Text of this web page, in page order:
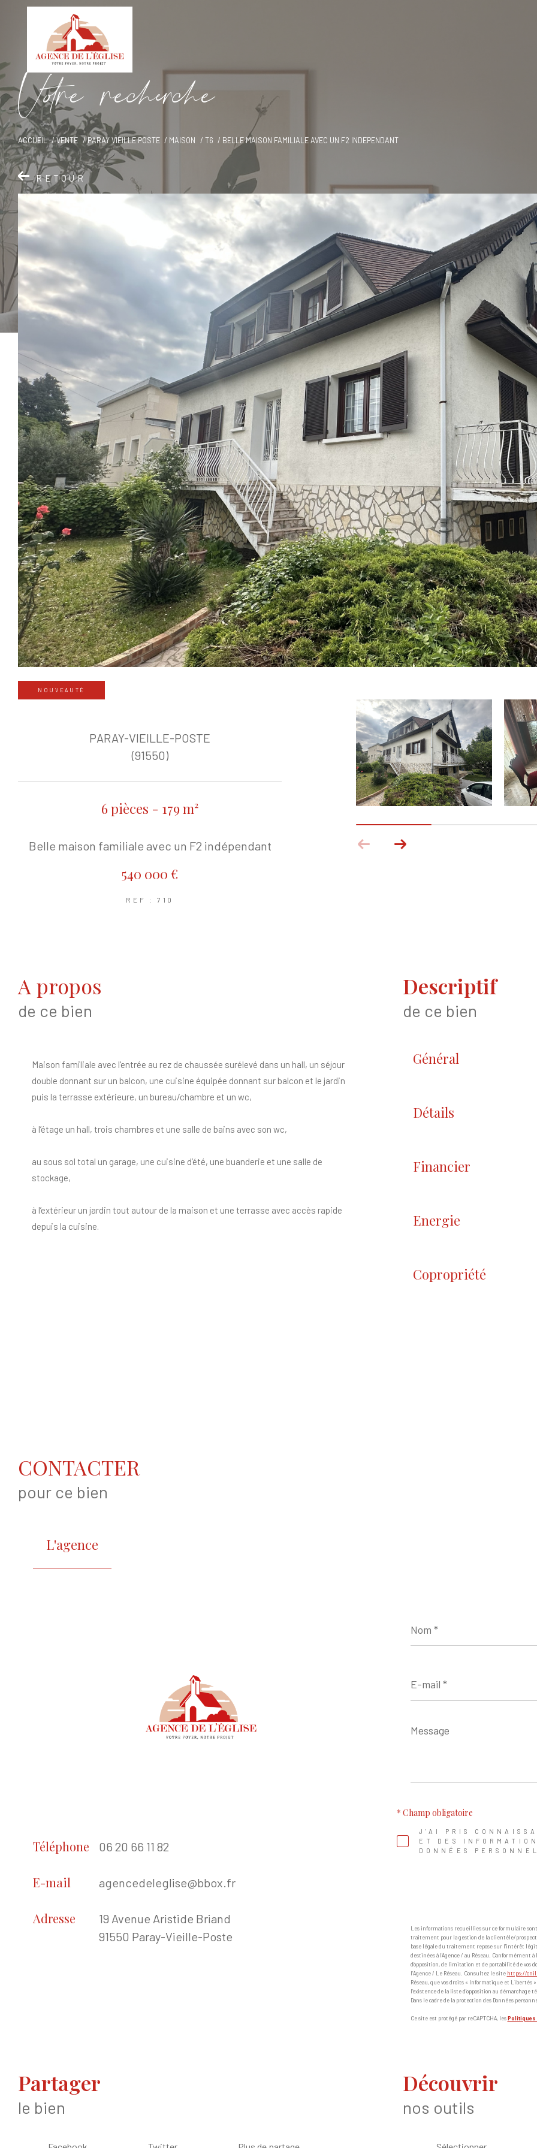
Vore recece
ACCUEIL VENTE PARAY VIEILLE POSTE MAISON T6 BELLE MAISON FAMILIALE AVEC UN F2 INDEPENDANT
RETOUR
NOUVEAUTÉ
PARAY-VIEILLE-POSTE
(91550)
6 pièces - 179 m²
Belle maison familiale avec un F2 indépendant
540 000 €
REF : 710
a propos
de ce bien
Maison familiale avec l'entrée au rez de chaussée surélevé dans un hall, un séjour
double donnant sur un balcon, une cuisine équipée donnant sur balcon et le jardin
puis la terrasse extérieure, un bureau/chambre et un wc,
à l’étage un hall, trois chambres et une salle de bains avec son wc,
au sous sol total un garage, une cuisine d’été, une buanderie et une salle de
stockage,
à l’extérieur un jardin tout autour de la maison et une terrasse avec accès rapide
depuis la cuisine.
descriptif
de ce bien
Général
Détails
Financier
Energie
Copropriété
CONTACTER
pour ce bien
L'agence
Téléphone 06 20 66 11 82
E-mail agencedeleglise@bbox.fr
Adresse
19 Avenue Aristide Briand
91550 Paray-Vieille-Poste
*
mail
*
Message
*
J'AI PRIS
ET DES
DONNÉES
* Champ obligatoire
Les informations recueillies sur ce formulaire
traitement pour la gestion de la clientèle/
base légale du traitement repose sur l'intérêt
destinées à l'Agence / au Réseau. Conformément
d’opposition, de limitation et de portabilité de
l’Agence / Le Réseau. Consultez le site https://
Réseau, que vos droits « Informatique et Libertés
l’existence de la liste d'opposition au démarchage
Dans le cadre de la protection des Données
Ce site est protégé par reCAPTCHA, lesPolitiques
partager
le bien
découvrir
nos outils